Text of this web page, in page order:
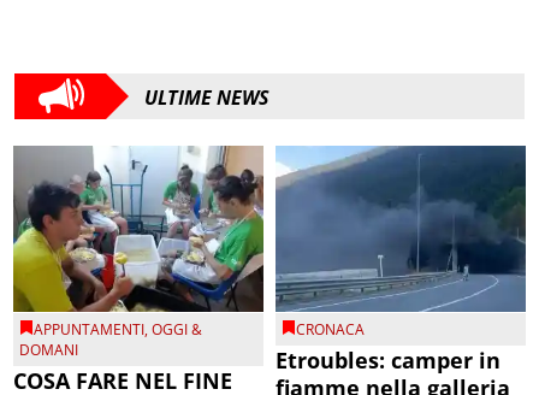
ULTIME NEWS
APPUNTAMENTI,OGGI &
DOMANI
COSA FARE NEL FINE
CRONACA
Etroubles: camper in
fiamme nella galleria